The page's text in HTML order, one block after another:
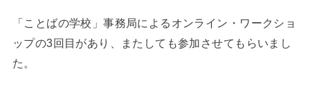
「ことばの学校」事務局によるオンライン・ワークショ
ップの3回目があり、またしても参加させてもらいまし
た。